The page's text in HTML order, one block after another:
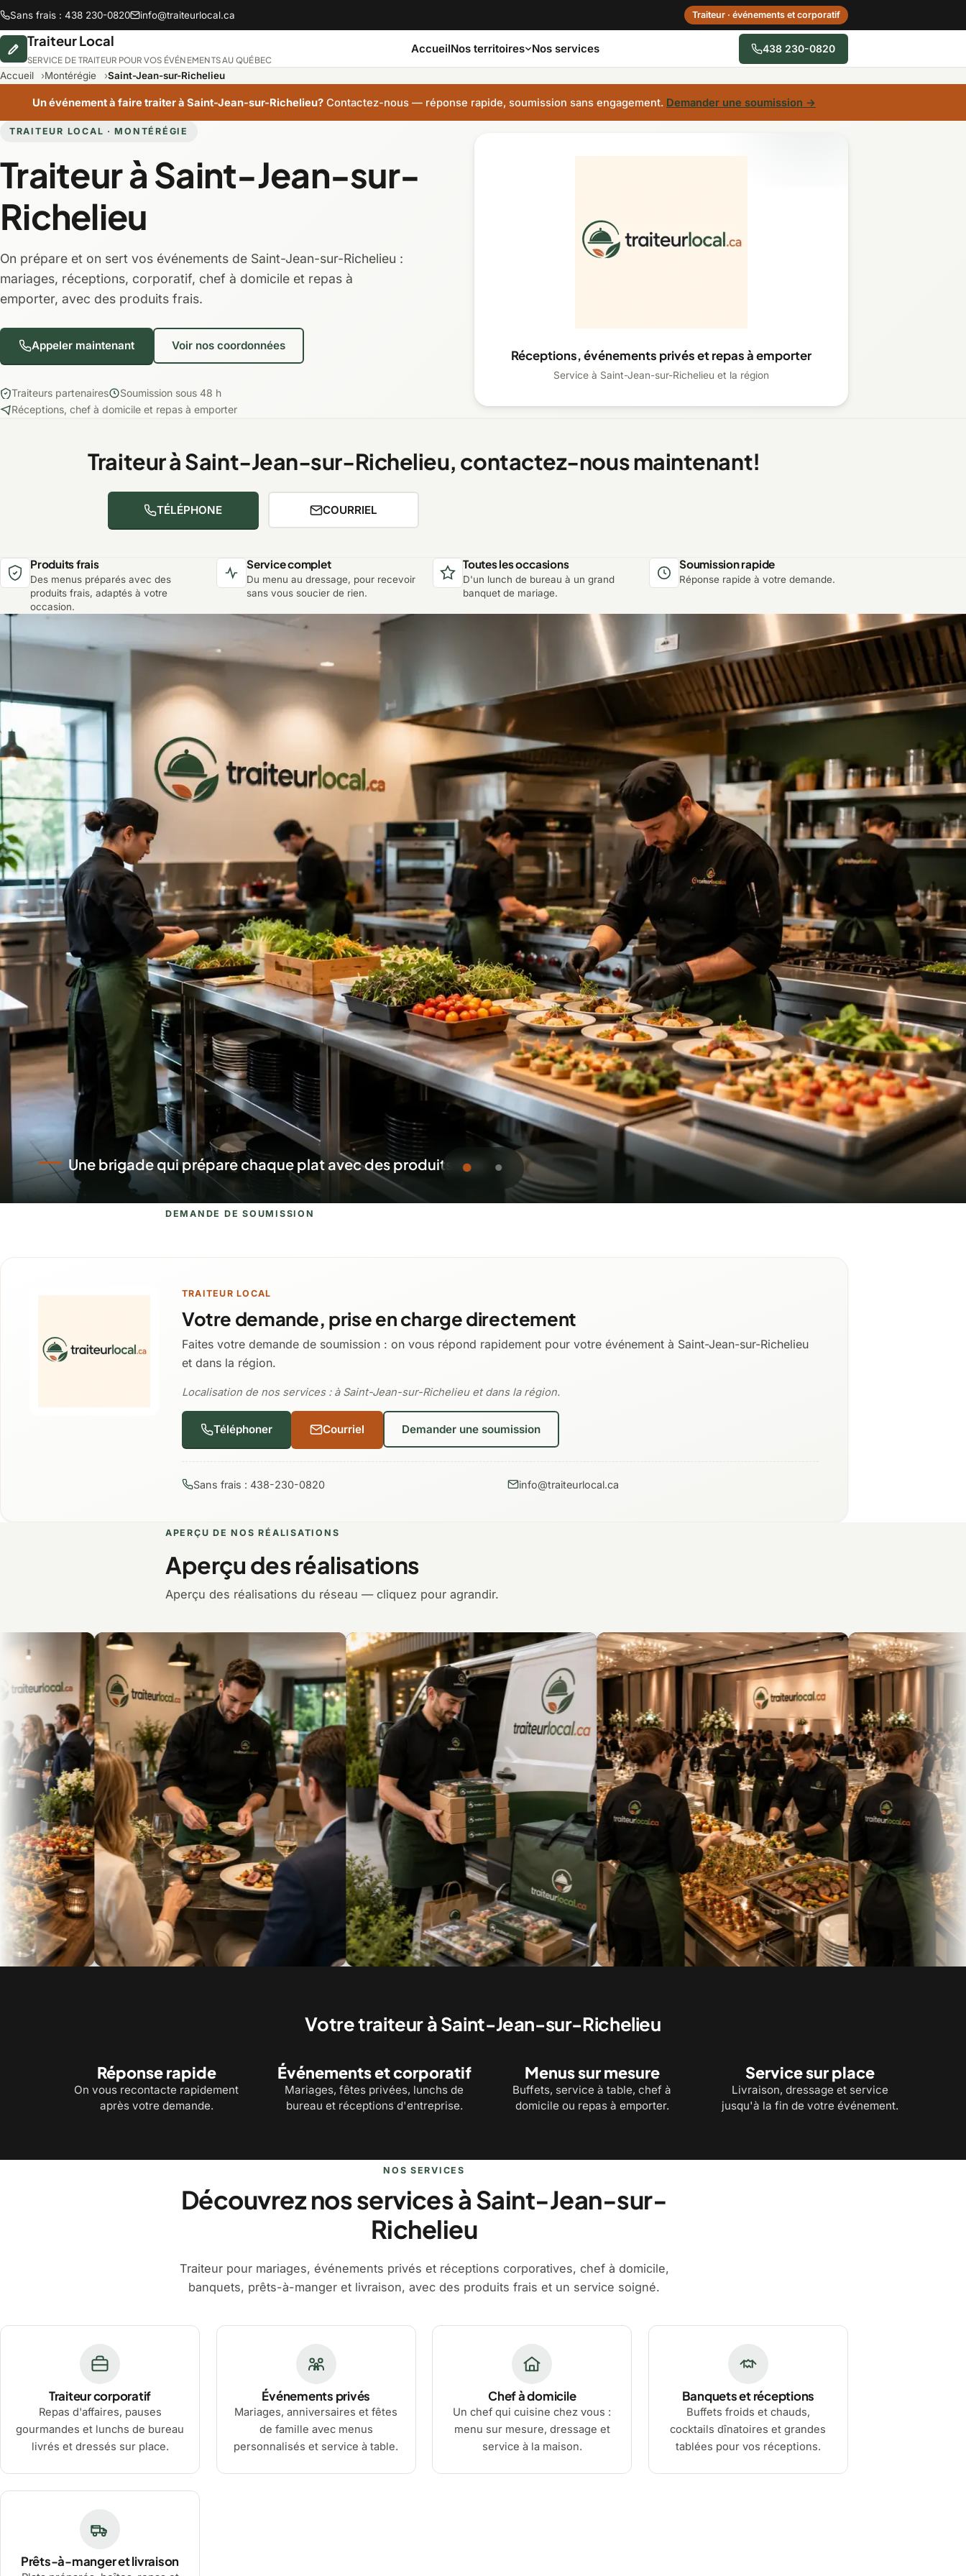
Sans frais : 438 230-0820 info@traiteurlocal.ca Traiteur · événements et corporatif
Traiteur Local
SERVICE DE TRAITEUR POUR VOS ÉVÉNEMENTS AU QUÉBEC
AccueilNos territoires
Chaudière-Appalaches Côte-Nord
Mauricie
Montréal Montérégie
Nos services 438 230-0820
Accueil Montérégie Saint-Jean-sur-Richelieu
Un événement à faire traiter à Saint-Jean-sur-Richelieu? Contactez-nous — réponse rapide, soumission sans engagement. Demander une soumission →
TRAITEUR LOCAL · MONTÉRÉGIE
Traiteur à Saint-Jean-sur-
Richelieu
On prépare et on sert vos événements de Saint-Jean-sur-Richelieu :
mariages, réceptions, corporatif, chef à domicile et repas à
emporter, avec des produits frais.
Appeler maintenant Voir nos coordonnées
Traiteurs partenaires
Soumission sous 48 h
Réceptions, chef à domicile et repas à emporter
Réceptions, événements privés et repas à emporter
Service à Saint-Jean-sur-Richelieu et la région
Traiteur à Saint-Jean-sur-Richelieu, contactez-nous maintenant!
TÉLÉPHONE COURRIEL
Produits frais
Des menus préparés avec des
produits frais, adaptés à votre
occasion.
Service complet
Du menu au dressage, pour recevoir
sans vous soucier de rien.
Toutes les occasions
D'un lunch de bureau à un grand
banquet de mariage.
Soumission rapide
Réponse rapide à votre demande.
Un service qui se déplace et dresse sur place, pour tous vos événements
DEMANDE DE SOUMISSION
TRAITEUR LOCAL
Votre demande, prise en charge directement
Faites votre demande de soumission : on vous répond rapidement pour votre événement à Saint-Jean-sur-Richelieu
et dans la région.
Localisation de nos services : à Saint-Jean-sur-Richelieu et dans la région.
Téléphoner Courriel Demander une soumission
Sans frais : 438-230-0820 info@traiteurlocal.ca
APERÇU DE NOS RÉALISATIONS
Aperçu des réalisations
Aperçu des réalisations du réseau — cliquez pour agrandir.
Votre traiteur à Saint-Jean-sur-Richelieu
Réponse rapide
On vous recontacte rapidement
après votre demande.
Événements et corporatif
Mariages, fêtes privées, lunchs de
bureau et réceptions d'entreprise.
Menus sur mesure
Buffets, service à table, chef à
domicile ou repas à emporter.
Service sur place
Livraison, dressage et service
jusqu'à la fin de votre événement.
NOS SERVICES
Découvrez nos services à Saint-Jean-sur-
Richelieu
Traiteur pour mariages, événements privés et réceptions corporatives, chef à domicile,
banquets, prêts-à-manger et livraison, avec des produits frais et un service soigné.
Traiteur corporatif
Repas d'affaires, pauses
gourmandes et lunchs de bureau
livrés et dressés sur place.
Événements privés
Mariages, anniversaires et fêtes
de famille avec menus
personnalisés et service à table.
Chef à domicile
Un chef qui cuisine chez vous :
menu sur mesure, dressage et
service à la maison.
Banquets et réceptions
Buffets froids et chauds,
cocktails dînatoires et grandes
tablées pour vos réceptions.
Prêts-à-manger et livraison